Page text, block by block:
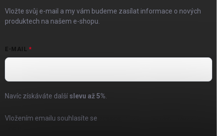
Vložte svůj e-mail a my vám budeme zasílat informace o nových
produktech na našem e-shopu.
E-MAIL
Navíc získáváte další slevu až5%
Vložením emailu souhlasíte se